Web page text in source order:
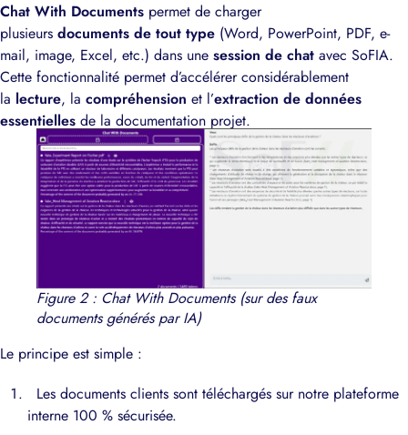
Chat With Documents permet de charger
plusieurs documents de tout type (Word, PowerPoint, PDF, e-
mail, image, Excel, etc.) dans une session de chat avec SoFIA.
Cette fonctionnalité permet d’accélérer considérablement
la lecture, la compréhension et l’extraction de données
essentielles de la documentation projet.
Figure 2 : Chat With Documents (sur des faux
documents générés par IA)
Le principe est simple :
Les documents clients sont téléchargés sur notre plateforme
interne 100 % sécurisée.